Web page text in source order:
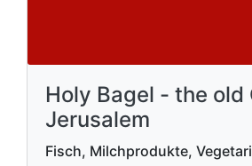
Holy Bagel - the old
Jerusalem
Fisch, Milchprodukte,